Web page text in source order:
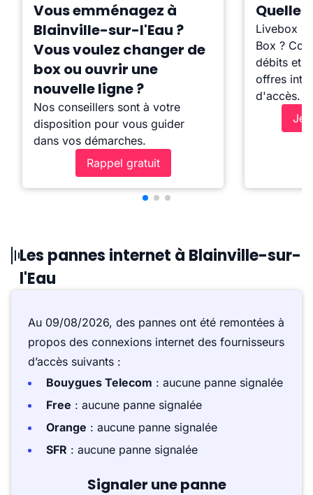
Vous emménagez à
Blainville-sur-l'Eau ?
Vous voulez changer de
box ou ouvrir une
nouvelle ligne ?
Nos conseillers sont à votre
disposition pour vous guider
dans vos démarches.
Rappel gratuit
Quelle
Livebox ?
Box ?
débits et
offres
d'accès.
Je
Les pannes internet à Blainville-sur-
l'Eau
Au 09/08/2026, des pannes ont été remontées à
propos des connexions internet des fournisseurs
d’accès suivants :
Bouygues Telecom : aucune panne signalée
Free : aucune panne signalée
Orange : aucune panne signalée
SFR : aucune panne signalée
Signaler une panne